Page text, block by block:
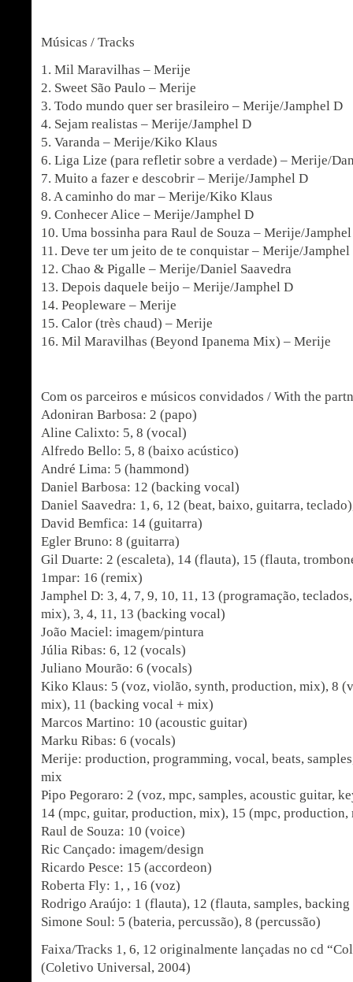
Músicas / Tracks
1. Mil Maravilhas – Merije
2. Sweet São Paulo – Merije
3. Todo mundo quer ser brasileiro – Merije/Jamphel D
4. Sejam realistas – Merije/Jamphel D
5. Varanda – Merije/Kiko Klaus
6. Liga Lize (para refletir sobre a verdade) – Merije/
7. Muito a fazer e descobrir – Merije/Jamphel D
8. A caminho do mar – Merije/Kiko Klaus
9. Conhecer Alice – Merije/Jamphel D
10. Uma bossinha para Raul de Souza – Merije/
11. Deve ter um jeito de te conquistar – Merije/Jamphel
12. Chao & Pigalle – Merije/Daniel Saavedra
13. Depois daquele beijo – Merije/Jamphel D
14. Peopleware – Merije
15. Calor (très chaud) – Merije
16. Mil Maravilhas (Beyond Ipanema Mix) – Merije
Com os parceiros e músicos convidados / With the
Adoniran Barbosa: 2 (papo)
Aline Calixto: 5, 8 (vocal)
Alfredo Bello: 5, 8 (baixo acústico)
André Lima: 5 (hammond)
Daniel Barbosa: 12 (backing vocal)
Daniel Saavedra: 1, 6, 12 (beat, baixo, guitarra,
David Bemfica: 14 (guitarra)
Egler Bruno: 8 (guitarra)
Gil Duarte: 2 (escaleta), 14 (flauta), 15 (flauta,
1mpar: 16 (remix)
Jamphel D: 3, 4, 7, 9, 10, 11, 13 (programação,
mix), 3, 4, 11, 13 (backing vocal)
João Maciel: imagem/pintura
Júlia Ribas: 6, 12 (vocals)
Juliano Mourão: 6 (vocals)
Kiko Klaus: 5 (voz, violão, synth, production, mix), 8
mix), 11 (backing vocal + mix)
Marcos Martino: 10 (acoustic guitar)
Marku Ribas: 6 (vocals)
Merije: production, programming, vocal, beats,
mix
Pipo Pegoraro: 2 (voz, mpc, samples, acoustic guitar,
14 (mpc, guitar, production, mix), 15 (mpc, production,
Raul de Souza: 10 (voice)
Ric Cançado: imagem/design
Ricardo Pesce: 15 (accordeon)
Roberta Fly: 1, , 16 (voz)
Rodrigo Araújo: 1 (flauta), 12 (flauta, samples,
Simone Soul: 5 (bateria, percussão), 8 (percussão)
Faixa/Tracks 1, 6, 12 originalmente lançadas no cd
(Coletivo Universal, 2004)